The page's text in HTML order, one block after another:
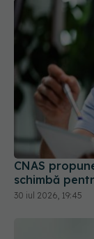
CNAS
schimbă
30 iul 2026, 19:45